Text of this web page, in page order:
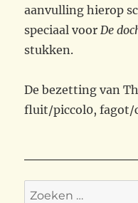
aanvulling hierop
speciaal voor De
stukken.
De bezetting van
fluit/piccol0, fagot/
Zoeken